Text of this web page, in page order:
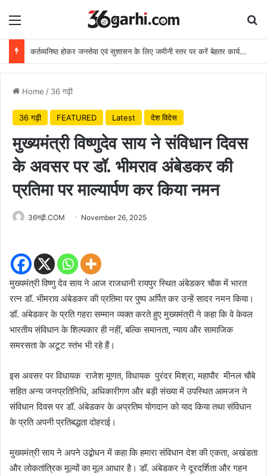
Menu
कर्तव्यनिष्ठ होकर जनसेवा एवं सुशासन के लिए जमीनी स्तर पर करें बेहतर कार्य: मुख्यमंत्री
Home / 36 गढ़ी
36 गढ़ी FEATURED Latest देश विदेस
मुख्यमंत्री विष्णुदेव साय ने संविधान दिवस
के अवसर पर डॉ. भीमराव अंबेडकर की
प्रतिमा पर माल्यार्पण कर किया नमन
36गढ़ी.COM November 26, 2025
मुख्यमंत्री विष्णु देव साय ने आज राजधानी रायपुर स्थित अंबेडकर चौक में भारत
रत्न डॉ. भीमराव अंबेडकर की प्रतिमा पर पुष्प अर्पित कर उन्हें सादर नमन किया।
डॉ. अंबेडकर के प्रति गहरा सम्मान व्यक्त करते हुए मुख्यमंत्री ने कहा कि वे केवल
भारतीय संविधान के शिल्पकार ही नहीं, बल्कि समानता, न्याय और सामाजिक
समरसता के अटूट स्तंभ भी रहे हैं।
इस अवसर पर विधायक राजेश मूणत, विधायक पुरंदर मिश्रा, महापौर मीनल चौबे
सहित अन्य जनप्रतिनिधि, अधिकारीगण और बड़ी संख्या में उपस्थित आमजन ने
संविधान दिवस पर डॉ. अंबेडकर के अप्रतिम योगदान को याद किया तथा संविधान
के प्रति अपनी प्रतिबद्धता दोहराई।
मुख्यमंत्री साय ने अपने उद्बोधन में कहा कि हमारा संविधान देश की एकता, अखंडता
और लोकतांत्रिक मूल्यों का मूल आधार है। डॉ. अंबेडकर ने दूरदर्शिता और गहन